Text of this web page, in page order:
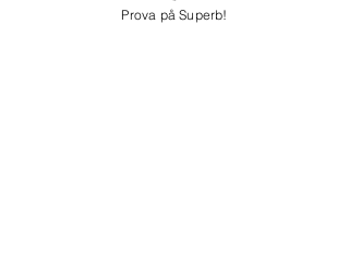
sig att ingå i om sådan
Prova på Superb!